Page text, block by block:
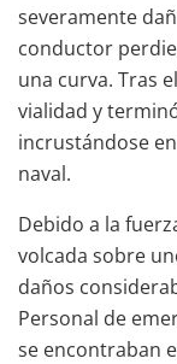
severamente
conductor
una curva. Tras
vialidad y
incrustándose
naval.
Debido a la
volcada sobre
daños
Personal de
se encontraban